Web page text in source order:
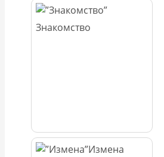
Знакомство
Измена